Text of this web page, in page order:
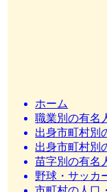
ホーム
職業別の有名
出身市町村別
出身市町村別
苗字別の有名
野球・サッカ